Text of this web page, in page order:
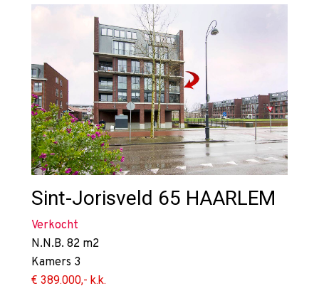
Sint-Jorisveld 65 HAARLEM
Verkocht
N.N.B. 82 m2
Kamers 3
€ 389.000,- k.k.